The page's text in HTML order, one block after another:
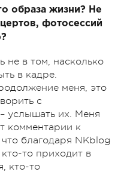
образа жизни? Не
фотосессий
не в том, насколько
в кадре.
меня, это
с
услышать их. Меня
комментарии к
благодаря NKblog
то приходит в
кто-то